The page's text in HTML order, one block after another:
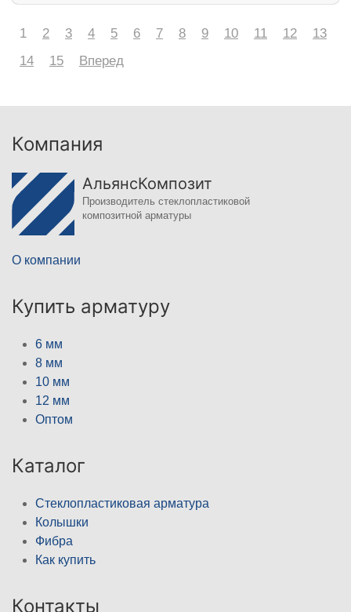
1 2 3 4 5 6 7 8 9 10 11 12
13
14
15 Вперед
Компания
АльянсКомпозит
Производитель стеклопластиковой
композитной арматуры
О компании
Купить арматуру
6 мм
8 мм
10 мм
12 мм
Оптом
Каталог
Стеклопластиковая арматура
Колышки
Фибра
Как купить
Контакты